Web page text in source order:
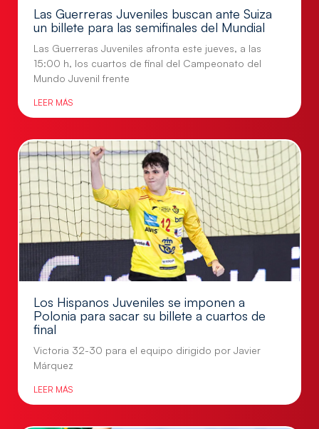
Las Guerreras Juveniles buscan ante Suiza
un billete para las semifinales del Mundial
Las Guerreras Juveniles afronta este jueves, a las
15:00 h, los cuartos de final del Campeonato del
Mundo Juvenil frente
LEER MÁS
Los Hispanos Juveniles se imponen a
Polonia para sacar su billete a cuartos de
final
Victoria 32-30 para el equipo dirigido por Javier
Márquez
LEER MÁS